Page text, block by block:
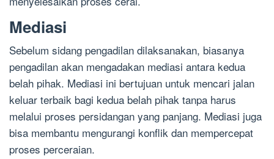
Mediasi
Sebelum sidang pengadilan dilaksanakan, biasanya
pengadilan akan mengadakan mediasi antara kedua
belah pihak. Mediasi ini bertujuan untuk mencari jalan
keluar terbaik bagi kedua belah pihak tanpa harus
melalui proses persidangan yang panjang. Mediasi juga
bisa membantu mengurangi konflik dan mempercepat
proses perceraian.